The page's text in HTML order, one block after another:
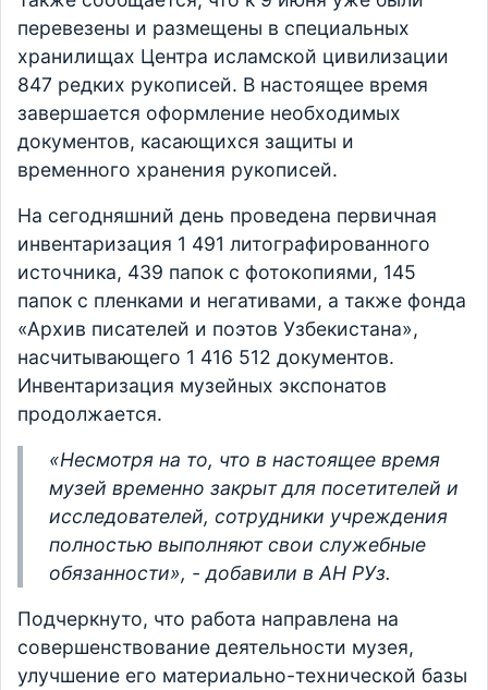
перевезены и размещены в специальных
хранилищах Центра исламской цивилизации
847 редких рукописей. В настоящее время
завершается оформление необходимых
документов, касающихся защиты и
временного хранения рукописей.
На сегодняшний день проведена первичная
инвентаризация 1 491 литографированного
источника, 439 папок с фотокопиями, 145
папок с пленками и негативами, а также фонда
«Архив писателей и поэтов Узбекистана»,
насчитывающего 1 416 512 документов.
Инвентаризация музейных экспонатов
продолжается.
«Несмотря на то, что в настоящее время
музей временно закрыт для посетителей и
исследователей, сотрудники учреждения
полностью выполняют свои служебные
обязанности», - добавили в АН РУз.
Подчеркнуто, что работа направлена на
совершенствование деятельности музея,
улучшение его материально-технической базы